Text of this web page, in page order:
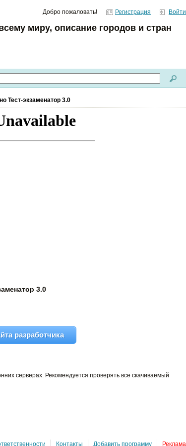
Добро пожаловать! Регистрация Войти
миру, описание городов и стран
Тест-экзаменатор 3.0
3.0
разработчика
серверах. Рекомендуется проверять все скачиваемый
Контакты Добавить программу Реклама